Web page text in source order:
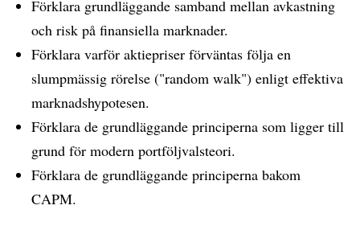
Förklara grundläggande samband mellan avkastning
och risk på finansiella marknader.
Förklara varför aktiepriser förväntas följa en
slumpmässig rörelse ("random walk") enligt effektiva
marknadshypotesen.
Förklara de grundläggande principerna som ligger till
grund för modern portföljvalsteori.
Förklara de grundläggande principerna bakom
CAPM.